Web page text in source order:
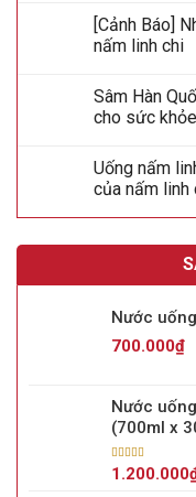
[Cảnh Báo]
nấm linh chi
Sâm Hàn
cho sức
Uống nấm
của nấm linh
Nước
700.000₫
Nước
(700ml x
Được xếp
1.200.000